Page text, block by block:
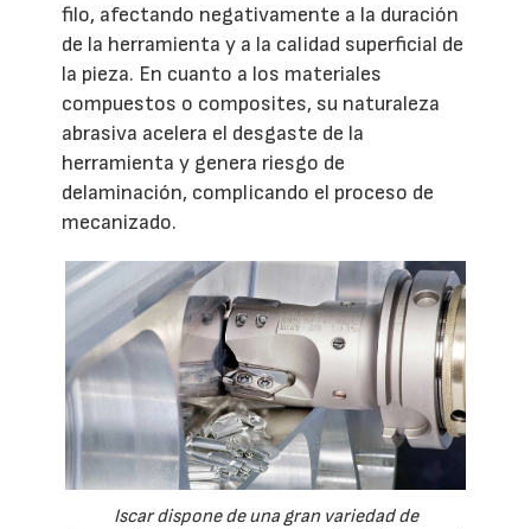
filo, afectando negativamente a la duración
de la herramienta y a la calidad superficial de
la pieza. En cuanto a los materiales
compuestos o composites, su naturaleza
abrasiva acelera el desgaste de la
herramienta y genera riesgo de
delaminación, complicando el proceso de
mecanizado.
Iscar dispone de una gran variedad de